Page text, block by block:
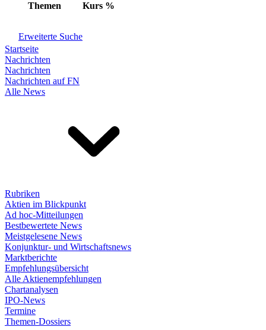
Themen Kurs %
Erweiterte Suche
Startseite
Nachrichten
Nachrichten
Nachrichten auf FN
Alle News
Rubriken
Aktien im Blickpunkt
Ad hoc-Mitteilungen
Bestbewertete News
Meistgelesene News
Konjunktur- und Wirtschaftsnews
Marktberichte
Empfehlungsübersicht
Alle Aktienempfehlungen
Chartanalysen
IPO-News
Termine
Themen-Dossiers